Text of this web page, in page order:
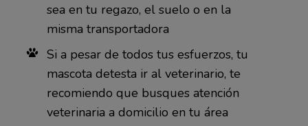
sea en tu regazo, el suelo o en la
misma transportadora
Si a pesar de todos tus esfuerzos, tu
mascota detesta ir al veterinario, te
recomiendo que busques atención
veterinaria a domicilio en tu área